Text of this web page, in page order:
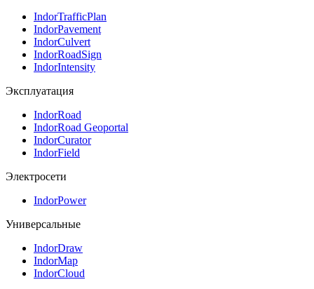
IndorTrafficPlan
IndorPavement
IndorCulvert
IndorRoadSign
IndorIntensity
Эксплуатация
IndorRoad
IndorRoad Geoportal
IndorCurator
IndorField
Электросети
IndorPower
Универсальные
IndorDraw
IndorMap
IndorCloud